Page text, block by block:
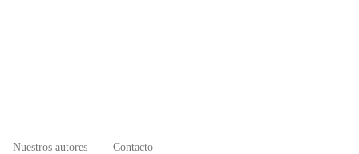
Nuestros autores Contacto